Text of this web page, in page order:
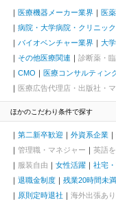
医療機器メーカー業界 医
病院・大学病院・クリニック
バイオベンチャー業界
大
その他医療関連
診断薬・
CMO
医療コンサルティン
医療広告代理店・出版社・
ほかのこだわり条件で探す
第二新卒歓迎 外資系企業
管理職・マネジャー
英語
服装自由
女性活躍 社宅
退職金制度
残業20時間未満
原則定時退社
海外出張あり